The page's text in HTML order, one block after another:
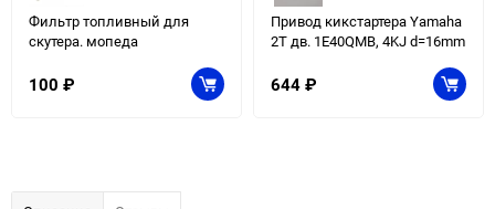
Фильтр топливный для
скутера. мопеда
100 ₽
Привод кикстартера Yamaha
2T дв. 1E40QMB, 4KJ d=16mm
644 ₽